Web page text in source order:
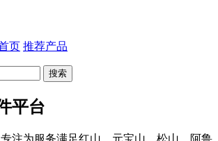
页 推荐产品
搜索
平台
注为服务满足红山、元宝山、松山、阿鲁